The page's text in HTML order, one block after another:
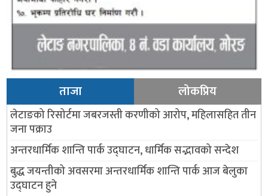
ताजा लोकप्रिय
लेटाङको रिसोर्टमा जबरजस्ती करणीको आरोप, महिलासहित तीन
जना पक्राउ
अन्तरधार्मिक शान्ति पार्क उद्घाटन, धार्मिक सद्भावको सन्देश
बुद्ध जयन्तीको अवसरमा अन्तरधार्मिक शान्ति पार्क आज बेलुका
उद्घाटन हुने